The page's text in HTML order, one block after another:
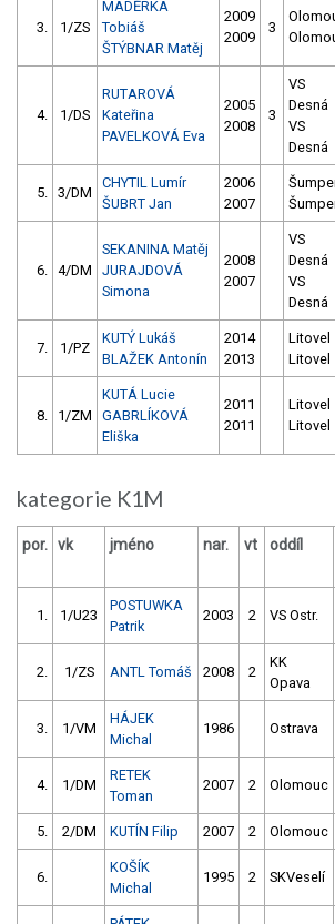
3. 1/ZS
MADĚRKA
Tobiáš
ŠTÝBNAR Matěj
2009
2009
3
4. 1/DS
RUTAROVÁ
Kateřina
PAVELKOVÁ Eva
2005
2008
3
VS
Desná
VS
Desná
5. 3/DM
CHYTIL Lumír
ŠUBRT Jan
2006
2007
6. 4/DM
SEKANINA Matěj
JURAJDOVÁ
Simona
2008
2007
VS
Desná
VS
Desná
7. 1/PZ
KUTÝ Lukáš
BLAŽEK Antonín
2014
2013
Litovel
Litovel
8. 1/ZM
KUTÁ Lucie
GABRLÍKOVÁ
Eliška
2011
2011
Litovel
Litovel
kategorie K1M
por. vk jméno nar. vt oddíl
1. 1/U23
POSTUWKA
Patrik
2003 2 VS Ostr.
2. 1/ZS ANTL Tomáš 2008 2
KK
Opava
3. 1/VM
HÁJEK
Michal
1986 Ostrava
4. 1/DM
RETEK
Toman
2007 2 Olomouc
5. 2/DM KUTÍN Filip 2007 2 Olomouc
6.
KOŠÍK
Michal
1995 2 SKVeselí